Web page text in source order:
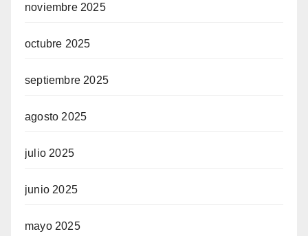
noviembre 2025
octubre 2025
septiembre 2025
agosto 2025
julio 2025
junio 2025
mayo 2025